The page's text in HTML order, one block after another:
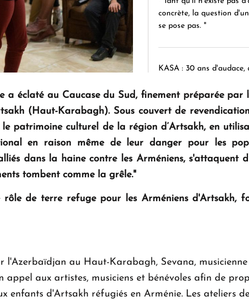
concrète, la question
se pose pas. "
KASA : 30 ans d'audace,
Le premier hôtel Hyatt
d'Arménie ouvrira ses
a éclaté au Caucase du Sud, finement préparée par
(Haut-Karabagh). Sous couvert de
patrimoine culturel de la région d’Artsakh, en
en raison même de leur danger pour les
dans la haine contre les Arméniens, s'attaquent
tombent comme la grêle."
rôle de terre refuge pour les Arméniens d'Artsakh,
l'Azerbaïdjan au Haut-Karabagh, Sevana,
aux artistes, musiciens et bénévoles afin de
enfants d'Artsakh réfugiés en Arménie. Les ateliers